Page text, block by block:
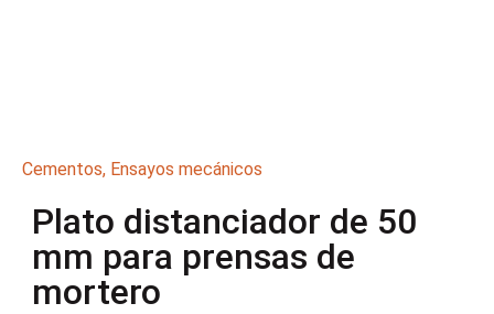
Cementos, Ensayos mecánicos
Plato distanciador de 50
mm para prensas de
mortero